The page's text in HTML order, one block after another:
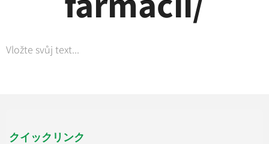
Vložte svůj text...
クイックリンク